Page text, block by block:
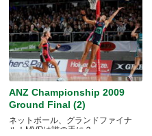
ANZ Championship 2009
Ground Final (2)
ネットボール、グランドファイナ
ル！MVPは誰の手に？